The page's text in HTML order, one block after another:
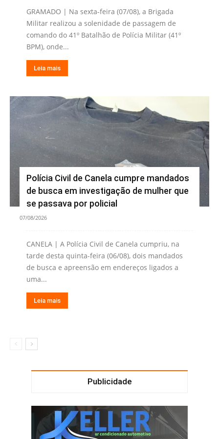
GRAMADO | Na sexta-feira (07/08), a Brigada
Militar realizou a solenidade de passagem de
comando do 41º Batalhão de Polícia Militar (41º
BPM), onde...
Leia mais
Polícia Civil de Canela cumpre mandados
de busca em investigação de mulher que
se passava por policial
07/08/2026
CANELA | A Polícia Civil de Canela cumpriu, na
tarde desta quinta-feira (06/08), dois mandados
de busca e apreensão em endereços ligados a
uma...
Leia mais
Publicidade